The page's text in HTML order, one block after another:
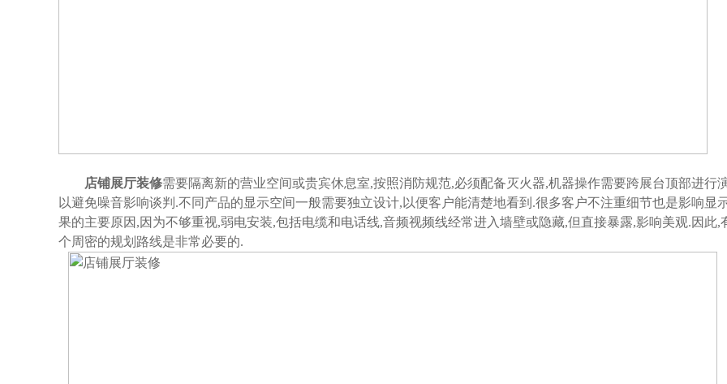
店铺展厅装修需要隔离新的营业空间或贵宾休息室,按照消防规范,必须配备灭火器,机器操作需要跨展台顶部进行
以避免噪音影响谈判.不同产品的显示空间一般需要独立设计,以便客户能清楚地看到.很多客户不注重细节也是影响显
果的主要原因,因为不够重视,弱电安装,包括电缆和电话线,音频视频线经常进入墙壁或隐藏,但直接暴露,影响美观.因此,
个周密的规划路线是非常必要的.